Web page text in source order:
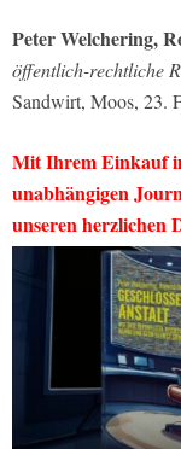
Peter Welchering,
öffentlich-rechtliche
Sandwirt, Moos, 23.
Mit Ihrem Einkauf
unabhängigen
unseren herzlichen